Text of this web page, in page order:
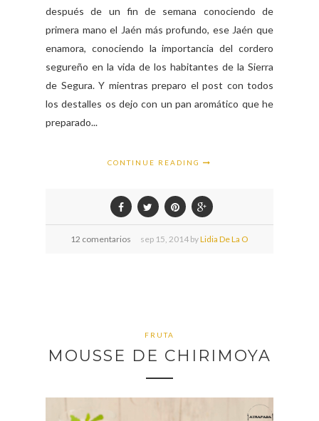
después de un fin de semana conociendo de
primera mano el Jaén más profundo, ese Jaén que
enamora, conociendo la importancia del cordero
segureño en la vida de los habitantes de la Sierra
de Segura. Y mientras preparo el post con todos
los destalles os dejo con un pan aromático que he
preparado...
CONTINUE READING
12 comentarios sep 15, 2014 byLidia De La O
FRUTA
MOUSSE DE CHIRIMOYA